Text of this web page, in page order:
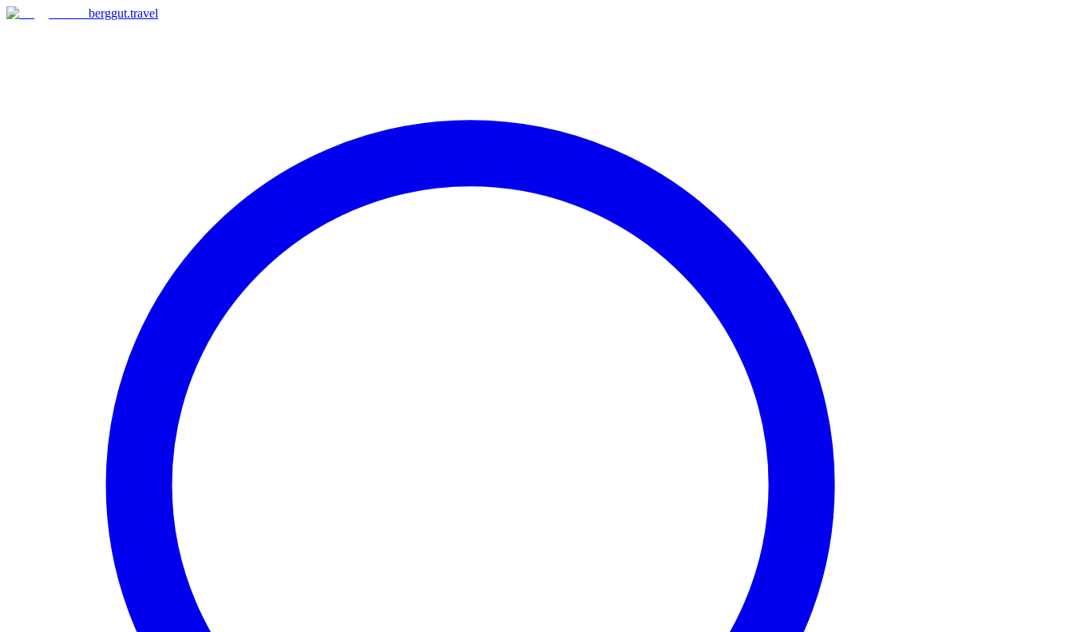
berggut.travel